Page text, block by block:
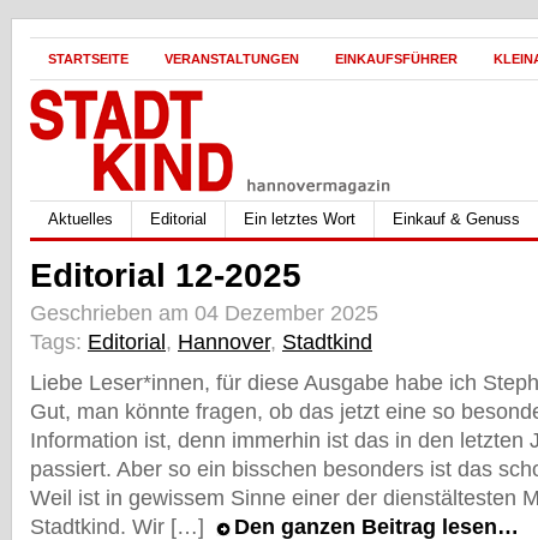
STARTSEITE VERANSTALTUNGEN EINKAUFSFÜHRER
Aktuelles Editorial Ein letztes Wort Einkauf & Genuss
Editorial 12-2025
Geschrieben am 04 Dezember 2025
Tags: Editorial , Hannover, Stadtkind
Liebe Leser*innen, für diese Ausgabe habe ich
Gut, man könnte fragen, ob das jetzt eine so
Information ist, denn immerhin ist das in den letzten
passiert. Aber so ein bisschen besonders ist das
Weil ist in gewissem Sinne einer der dienstältesten
Stadtkind. Wir […]
Den ganzen Beitrag lesen…